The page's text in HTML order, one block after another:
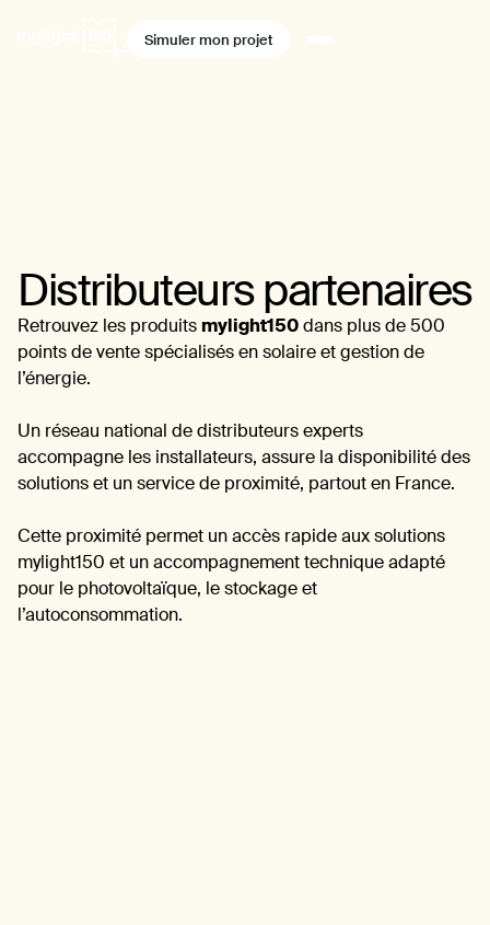
Simuler mon projet
Distributeurs partenaires
Retrouvez les produits mylight150dans plus de 500
points de vente spécialisés en solaire et gestion de
l’énergie.
Un réseau national de distributeurs experts
accompagne les installateurs, assure la disponibilité des
solutions et un service de proximité, partout en France.
Cette proximité permet un accès rapide aux solutions
mylight150 et un accompagnement technique adapté
pour le photovoltaïque, le stockage et
l’autoconsommation.